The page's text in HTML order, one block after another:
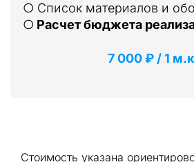
○ Список материалов и
○ Расчет бюджета
7 000 ₽ / 1
Стоимость указана